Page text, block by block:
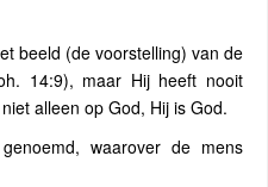
beeld (de voorstelling) van de
14:9), maar Hij heeft nooit
alleen op God, Hij is God.
waarover de mens